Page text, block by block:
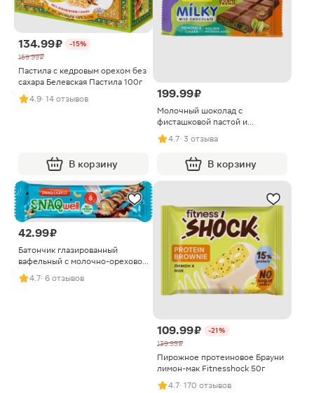
134.99 ₽
-15%
159.99 ₽
Пастила с кедровым орехом без
сахара Белевская Пастила 100г
4.9· 14 отзывов
В корзину
199.99 ₽
Молочный шоколад с
фисташковой пастой и
хрустящим тесто Snaq Fabriq
55г
4.7· 3 отзыва
В корзину
42.99 ₽
Батончик глазированный
вафельный с молочно-ореховой
пастой Snaq Fabriq 20г
4.7· 6 отзывов
109.99 ₽
-21%
139.99 ₽
Пирожное протеиновое Брауни
лимон-мак Fitnesshock 50г
4.7· 170 отзывов